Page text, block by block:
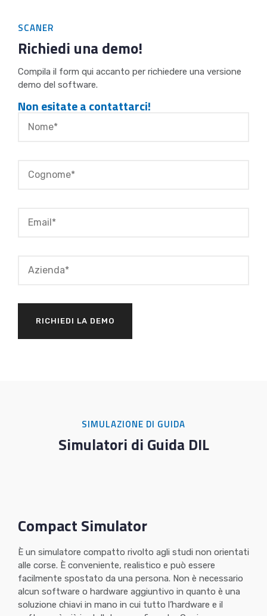
SCANER
Richiedi una demo!
Compila il form qui accanto per richiedere una versione
demo del software.
Non esitate a contattarci!
SIMULAZIONE DI GUIDA
Simulatori di Guida DIL
Compact Simulator
È un simulatore compatto rivolto agli studi non orientati
alle corse. È conveniente, realistico e può essere
facilmente spostato da una persona. Non è necessario
alcun software o hardware aggiuntivo in quanto è una
soluzione chiavi in ​​mano in cui tutto l’hardware e il